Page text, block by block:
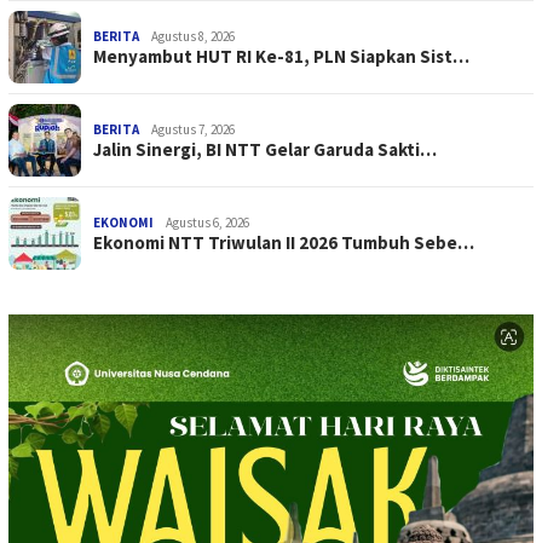
BERITA Agustus 8, 2026
Menyambut HUT RI Ke-81, PLN Siapkan Sist…
BERITA Agustus 7, 2026
Jalin Sinergi, BI NTT Gelar Garuda Sakti…
EKONOMI Agustus 6, 2026
Ekonomi NTT Triwulan II 2026 Tumbuh Sebe…